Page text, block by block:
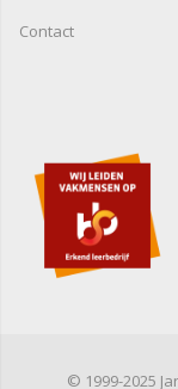
Contact
© 1999-2025